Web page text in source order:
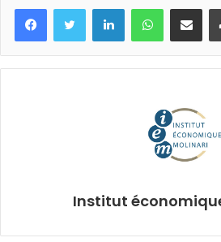
FacebookTwitter LinkedinWhatsApp
Partagez par mail
Institut